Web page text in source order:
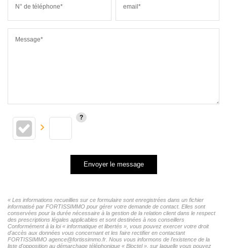
N° de téléphone* email*
Message*
Envoyer le message
« Les informations recueillies sur ce formulaire sont enregistrées dans un fichier
informatisé par FORTISSIMMO pour gérer votre demande de contact. Elles sont
conservées pour la durée nécessaire à la gestion de la relation client dans le respect
des prescriptions légales applicables et sont destinées à nos conseillers
Conformément à la loi « informatique et libertés », vous pouvez exercer votre droit
d'accès aux données vous concernant et les faire rectifier en contactant
FORTISSIMMO agence@fortissimmo.fr. Nous vous informons de l'existence de la
liste d'opposition au démarchage téléphonique « Bloctel », sur laquelle vous pouvez